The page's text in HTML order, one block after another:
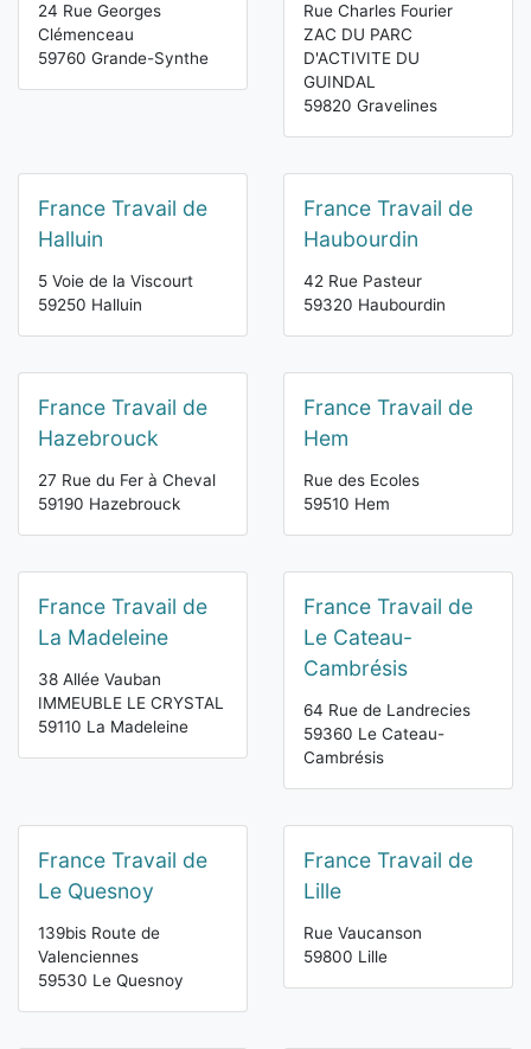
24 Rue Georges
Clémenceau
59760 Grande-Synthe
Rue Charles Fourier
ZAC DU PARC
D'ACTIVITE DU
GUINDAL
59820 Gravelines
France Travail de
Halluin
5 Voie de la Viscourt
59250 Halluin
France Travail de
Haubourdin
42 Rue Pasteur
59320 Haubourdin
France Travail de
Hazebrouck
27 Rue du Fer à Cheval
59190 Hazebrouck
France Travail de
Hem
Rue des Ecoles
59510 Hem
France Travail de
La Madeleine
38 Allée Vauban
IMMEUBLE LE CRYSTAL
59110 La Madeleine
France Travail de
Le Cateau-
Cambrésis
64 Rue de Landrecies
59360 Le Cateau-
Cambrésis
France Travail de
Le Quesnoy
139bis Route de
Valenciennes
59530 Le Quesnoy
France Travail de
Lille
Rue Vaucanson
59800 Lille